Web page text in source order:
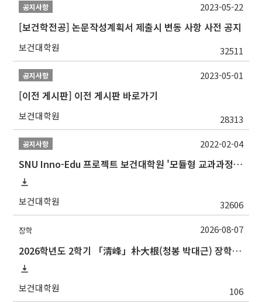
공지사항
[보건학전공] 논문작성계획서 제출시 변동 사항 사전 공지
보건대학원 32511
2023-05-22
공지사항
[이전 게시판] 이전 게시판 바로가기
보건대학원 28313
2023-05-01
공지사항
SNU Inno-Edu 프로젝트 보건대학원 '모듈형 교과과정' 안내(revised 2022/2/28)
보건대학원 32606
2022-02-04
장학
2026학년도 2학기 「淸峰」朴大根(청봉 박대근) 장학금 신청 안내
보건대학원 106
2026-08-07